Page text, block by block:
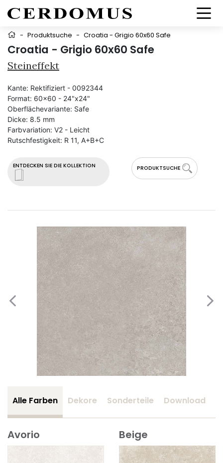
- Produktsuche - Croatia - Grigio 60x60 Safe
Croatia - Grigio 60x60 Safe
Steineffekt
ENTDECKEN SIE DIE KOLLEKTION PRODUKTSUCHE
Kante: Rektifiziert - 0092344
Format: 60x60 - 24"x24"
Oberflächevariante: Safe
Dicke: 8.5 mm
Farbvariation: V2 - Leicht
Rutschfestigkeit: R 11, A+B+C
Alle Farben Dekore Sonderteile Download
Avorio Beige